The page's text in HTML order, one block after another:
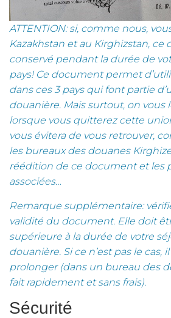
ATTENTION: si, comme nous,
Kazakhstan et au Kirghizstan,
conservé pendant la durée de
pays! Ce document permet
dans ces 3 pays qui font partie
douanière. Mais surtout, on vous
lorsque vous quitterez cette
vous évitera de vous retrouver,
les bureaux des douanes
réédition de ce document et les
associées…
Remarque supplémentaire:
validité du document. Elle doit
supérieure à la durée de votre
douanière. Si ce n’est pas le cas,
prolonger (dans un bureau des
fait rapidement et sans frais).
Sécurité